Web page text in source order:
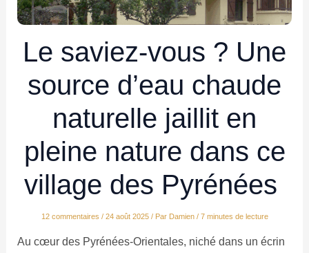
Le saviez-vous ? Une
source d’eau chaude
naturelle jaillit en
pleine nature dans ce
village des Pyrénées
12 commentaires / 24 août 2025 / Par Damien / 7 minutes de lecture
Au cœur des Pyrénées-Orientales, niché dans un écrin